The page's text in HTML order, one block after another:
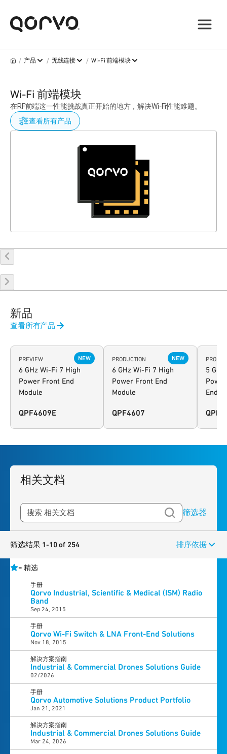
/ 产品 / 无线连接 / Wi‑Fi 前端模块
Wi‑Fi 前端模块
在RF前端这一性能挑战真正开始的地方，解决Wi‑Fi性能难题。
查看所有产品
新品
查看所有产品
PREVIEW NEW
6 GHz Wi-Fi 7 High
Power Front End
Module
QPF4609E
PRODUCTION NEW
6 GHz Wi-Fi 7 High
Power Front End
Module
QPF4607
5
End
相关文档
筛选器
筛选结果 1-10 of 254 排序依据
= 精选
手册
Qorvo Industrial, Scientific & Medical (ISM) Radio
Band
Sep 24, 2015
手册
Qorvo Wi-Fi Switch & LNA Front-End Solutions
Nov 18, 2015
解决方案指南
Industrial & Commercial Drones Solutions Guide
02/2026
手册
Qorvo Automotive Solutions Product Portfolio
Jan 21, 2021
解决方案指南
Industrial & Commercial Drones Solutions Guide
Mar 24, 2026